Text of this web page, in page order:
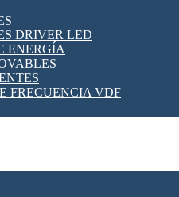
CABLE
DRIVER LED
ENERGÍA
FRECUENCIA VDF